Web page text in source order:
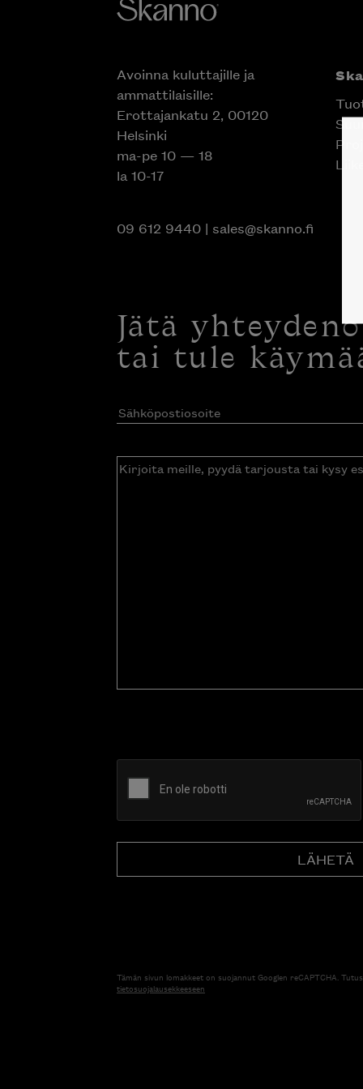
Avoinna kuluttajille ja
ammattilaisille:
Erottajankatu 2, 00120
Helsinki
ma-pe 10 — 18
la 10-17
09 612 9440| sales@skanno.fi
Jätä
tai tule
Sähköpostiosoite(Pakollinen)
Kirjoita
Tämän sivun lomakkeet on suojannut Googlen reCAPTCHA.
tietosuojalausekkeeseen